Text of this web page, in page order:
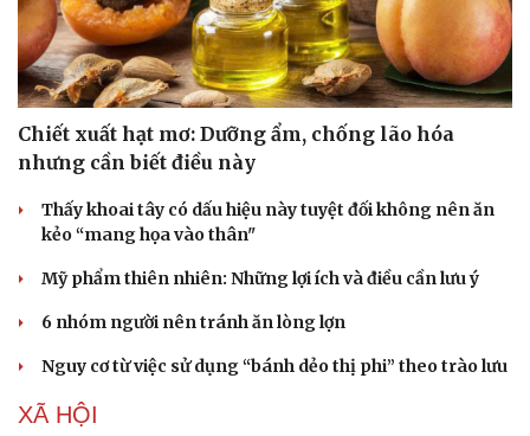
Chiết xuất hạt mơ: Dưỡng ẩm, chống lão hóa
nhưng cần biết điều này
Thấy khoai tây có dấu hiệu này tuyệt đối không nên ăn
kẻo “mang họa vào thân"
Mỹ phẩm thiên nhiên: Những lợi ích và điều cần lưu ý
6 nhóm người nên tránh ăn lòng lợn
Nguy cơ từ việc sử dụng “bánh dẻo thị phi” theo trào lưu
XÃ HỘI